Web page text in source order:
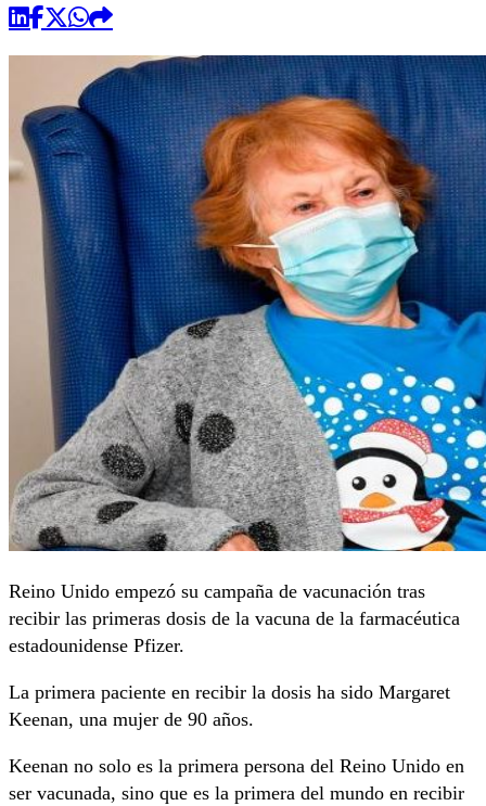
Universidad de Chile
Sustentabilidad
Reino Unido empezó su campaña de vacunación tras
recibir las primeras dosis de la vacuna de la farmacéutica
estadounidense Pfizer.
La primera paciente en recibir la dosis ha sido Margaret
Keenan, una mujer de 90 años.
Keenan no solo es la primera persona del Reino Unido en
ser vacunada, sino que es la primera del mundo en recibir